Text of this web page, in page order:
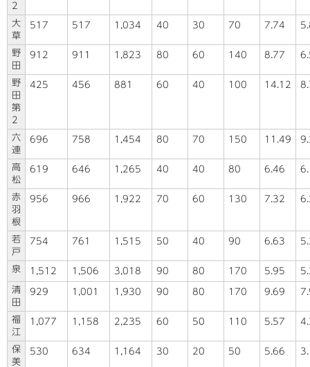
2
大
草
517 517 1,034 40 30 70 7.74
野
田
912 911 1,823 80 60 140 8.77
野
田
第
2
425 456 881 60 40 100 14.12
六
連
696 758 1,454 80 70 150 11.49
高
松
619 646 1,265 40 40 80 6.46
赤
羽
根
956 966 1,922 70 60 130 7.32
若
戸
754 761 1,515 50 40 90 6.63
泉 1,512 1,506 3,018 90 80 170 5.95
清
田
929 1,001 1,930 90 80 170 9.69
福
江
1,077 1,158 2,235 60 50 110 5.57
保
美
530 634 1,164 30 20 50 5.66